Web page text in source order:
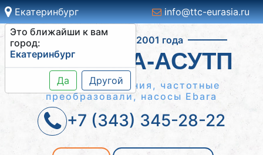
Екатеринбург
Это ближайши к вам
город:
Екатеринбург
Да Другой
info@ttc-eurasia.ru
Работаем с 2001 года
СИСТЕМА-АСУТП
Шкафы управления, частотные
преобразовали, насосы Ebara
+7 (343) 345-28-22